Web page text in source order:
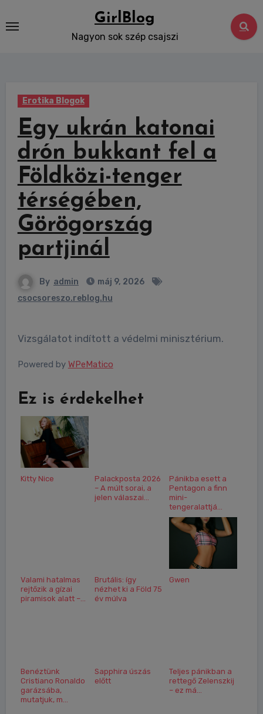
to
GirlBlog
Nagyon sok szép csajszi
Erotika Blogok
Egy ukrán katonai
drón bukkant fel a
Földközi-tenger
térségében,
Görögország
partjinál
By admin
máj 9, 2026
csocsoreszo.reblog.hu
Vizsgálatot indított a védelmi minisztérium.
Powered by WPeMatico
Ez is érdekelhet
Kitty Nice
Palackposta 2026
– A múlt sorai, a
jelen válaszai...
Pánikba esett a
Pentagon a finn
mini-
tengeralattjá...
Valami hatalmas
rejtőzik a gízai
piramisok alatt –...
Brutális: így
nézhet ki a Föld 75
év múlva
Gwen
Benéztünk
Cristiano Ronaldo
garázsába,
mutatjuk, m...
Sapphira úszás
előtt
Teljes pánikban a
rettegő Zelenszkij
– ez má...